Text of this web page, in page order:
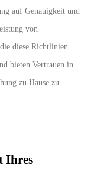
auf Genauigkeit und
von
diese Richtlinien
bieten Vertrauen in
zu Hause zu
Ihres